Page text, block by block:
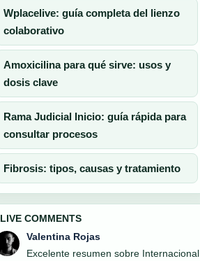
Wplacelive: guía completa del lienzo
colaborativo
Amoxicilina para qué sirve: usos y
dosis clave
Rama Judicial Inicio: guía rápida para
consultar procesos
Fibrosis: tipos, causas y tratamiento
LIVE COMMENTS
Valentina Rojas
Excelente resumen sobre Internacional